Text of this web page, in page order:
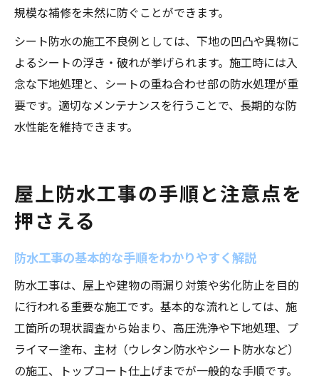
規模な補修を未然に防ぐことができます。
シート防水の施工不良例としては、下地の凹凸や異物に
よるシートの浮き・破れが挙げられます。施工時には入
念な下地処理と、シートの重ね合わせ部の防水処理が重
要です。適切なメンテナンスを行うことで、長期的な防
水性能を維持できます。
屋上防水工事の手順と注意点を
押さえる
防水工事の基本的な手順をわかりやすく解説
防水工事は、屋上や建物の雨漏り対策や劣化防止を目的
に行われる重要な施工です。基本的な流れとしては、施
工箇所の現状調査から始まり、高圧洗浄や下地処理、プ
ライマー塗布、主材（ウレタン防水やシート防水など）
の施工、トップコート仕上げまでが一般的な手順です。